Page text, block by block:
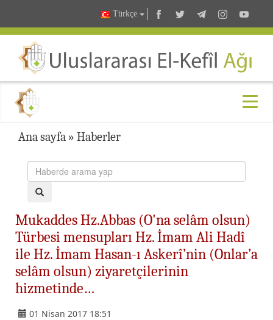
Türkçe
Ana sayfa » Haberler
Mukaddes Hz.Abbas (O'na selâm olsun)
Türbesi mensupları Hz. İmam Ali Hadî
ile Hz. İmam Hasan-ı Askerî’nin (Onlar’a
selâm olsun) ziyaretçilerinin
hizmetinde…
01 Nisan 2017 18:51